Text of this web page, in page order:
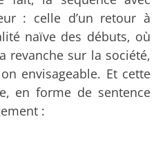
: celle d’un retour à
naïve des débuts, où
revanche sur la société,
envisageable. Et cette
en forme de sentence
: